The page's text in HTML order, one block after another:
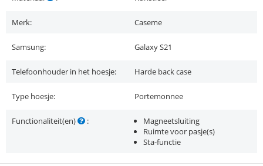
Merk: Caseme
Samsung: Galaxy S21
Telefoonhouder in het hoesje: Harde back case
Type hoesje: Portemonnee
Functionaliteit(en) :
Magneetsluiting
Ruimte voor pasje(s)
Sta-functie